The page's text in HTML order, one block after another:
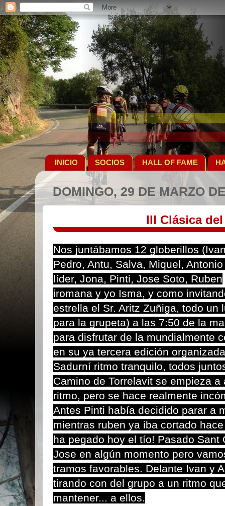
INICIO SOCIOS HALL OF FAME
DOMINGO, 29 DE MARZO
III Clásica
Nos juntábamos 12 globerillos
Pedro, Antu, Salva, Miquel,
líder, Jona, Pinti, Jose Soto, Ruben
iromana y yo Isma, y como
estrella el Sr. Aritz Zuñiga, todo un
para la grupeta) a las 7:50 de la
para disfrutar de la mundialmente
en su ya tercera edición
Sadurní ritmo tranquilo, todos
Camino de Torrelavit se empieza
ritmo, pero se hace realmente
Antes Pinti había decidido parar a
mientras ruben ya iba cortado
ha pegado hoy el tío! Pasado
Jose en algún momento pero
tramos favorables. Delante Ivan y
tirando con del grupo a un ritmo
mantener... a ellos.